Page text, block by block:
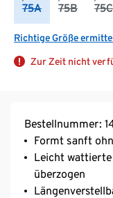
75A 75B 75C
Richtige Größe
Zur Zeit nicht
Bestellnummer:
Formt sanft
Leicht wattierte
überzogen